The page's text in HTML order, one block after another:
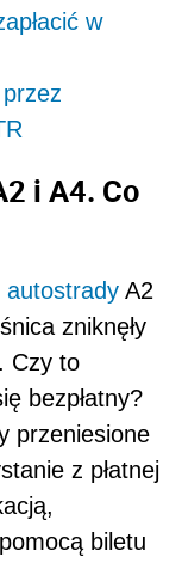
w
i A4. Co
autostrady A2
zniknęły
Czy to
bezpłatny?
przeniesione
z płatnej
biletu